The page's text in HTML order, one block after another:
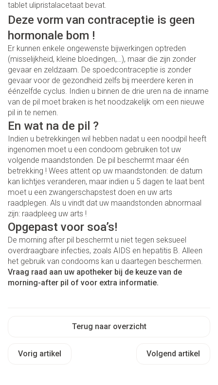
tablet ulipristalacetaat bevat.
Deze vorm van contraceptie is geen
hormonale bom !
Er kunnen enkele ongewenste bijwerkingen optreden
(misselijkheid, kleine bloedingen,…), maar die zijn zonder
gevaar en zeldzaam. De spoedcontraceptie is zonder
gevaar voor de gezondheid zelfs bij meerdere keren in
éénzelfde cyclus. Indien u binnen de drie uren na de inname
van de pil moet braken is het noodzakelijk om een nieuwe
pil in te nemen.
En wat na de pil ?
Indien u betrekkingen wil hebben nadat u een noodpil heeft
ingenomen moet u een condoom gebruiken tot uw
volgende maandstonden. De pil beschermt maar één
betrekking ! Wees attent op uw maandstonden: de datum
kan lichtjes veranderen, maar indien u 5 dagen te laat bent
moet u een zwangerschapstest doen en uw arts
raadplegen. Als u vindt dat uw maandstonden abnormaal
zijn: raadpleeg uw arts !
Opgepast voor soa’s!
De morning after pil beschermt u niet tegen seksueel
overdraagbare infecties, zoals AIDS en hepatitis B. Alleen
het gebruik van condooms kan u daartegen beschermen.
Vraag raad aan uw apotheker bij de keuze van de
morning-after pil of voor extra informatie.
Terug naar overzicht
Vorig artikel Volgend artikel